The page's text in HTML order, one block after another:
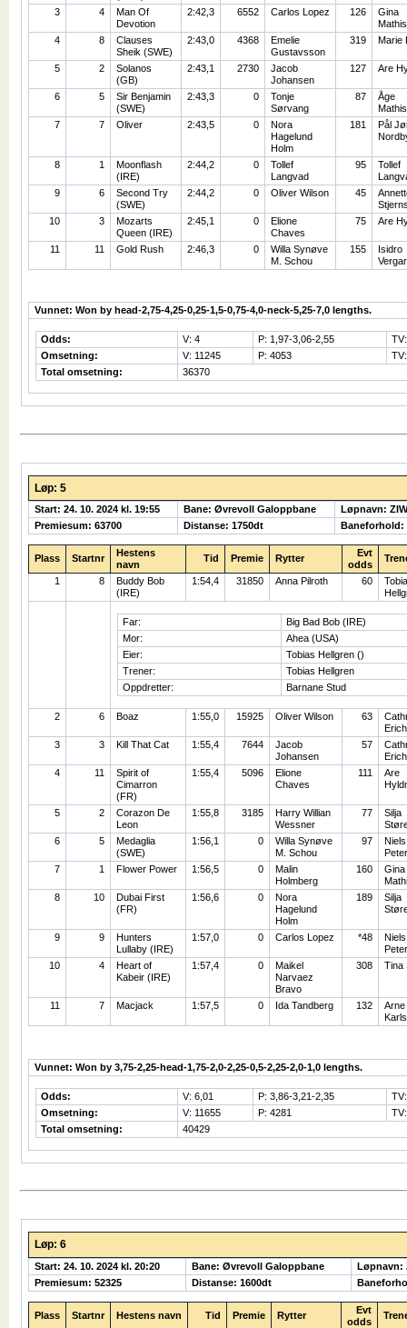
3
4
Man Of
Devotion
2:42,3 6552 Carlos Lopez 126
Gina
4
8
Clauses
Sheik (SWE)
2:43,0 4368
Emelie
Gustavsson
319 Marie
5 2
Solanos
(GB)
2:43,1 2730
Jacob
Johansen
127 Are
6 5
Sir Benjamin
(SWE)
2:43,3 0
Tonje
Sørvang
87
Åge
7
7 Oliver 2:43,5 0
Nora
Hagelund
Holm
181
Pål
8 1
Moonflash
(IRE)
2:44,2 0
Tollef
Langvad
95
Tollef
9
6
Second Try
(SWE)
2:44,2 0 Oliver Wilson 45
10
3
Mozarts
Queen (IRE)
2:45,1 0
Elione
Chaves
75 Are
11 11 Gold Rush 2:46,3 0
Willa Synøve
M. Schou
155
Isidro
Vunnet: Won by head-2,75-4,25-0,25-1,5-0,75-4,0-neck-5,25-7,0 lengths.
Odds: V: 4 P: 1,97-3,06-2,55
TV:
Omsetning:
V: 11245 P: 4053
Total omsetning:
36370
Løp: 5
Start: 24. 10. 2024 kl. 19:55 Bane: Øvrevoll Galoppbane
Løpnavn:
Premiesum: 63700
Distanse: 1750dt Baneforhold:
Plass Startnr
Hestens
navn
Tid Premie Rytter
Evt
odds
1 8
Buddy Bob
(IRE)
1:54,4 31850 Anna Pilroth 60
Far:
Big Bad Bob (IRE)
Mor:
Ahea (USA)
Eier:
Tobias Hellgren ()
Trener:
Tobias Hellgren
Oppdretter:
Barnane Stud
2 6 Boaz 1:55,0 15925 Oliver Wilson 63
3
3 Kill That Cat 1:55,4 7644
Jacob
Johansen
57
4
11
Spirit of
Cimarron
(FR)
1:55,4 5096
Elione
Chaves
111
Are
5 2
Corazon De
Leon
1:55,8 3185
Harry Willian
Wessner
77
Silja
6
5
Medaglia
(SWE)
1:56,1 0
Willa Synøve
M. Schou
97
Niels
7
1 Flower Power 1:56,5 0
Malin
Holmberg
160
Gina
8
10
Dubai First
(FR)
1:56,6 0
Nora
Hagelund
Holm
189
Silja
9 9
Hunters
Lullaby (IRE)
1:57,0 0 Carlos Lopez *48
Niels
10
4
Heart of
Kabeir (IRE)
1:57,4 0
Maikel
Narvaez
Bravo
308 Tina
11 7 Macjack 1:57,5 0 Ida Tandberg 132
Arne
Vunnet: Won by 3,75-2,25-head-1,75-2,0-2,25-0,5-2,25-2,0-1,0 lengths.
Odds: V: 6,01 P: 3,86-3,21-2,35
TV:
Omsetning:
V: 11655 P: 4281
Total omsetning:
40429
Løp: 6
Start: 24. 10. 2024 kl. 20:20 Bane: Øvrevoll Galoppbane
Løpnavn:
Premiesum: 52325
Distanse: 1600dt
Plass Startnr Hestens navn Tid Premie Rytter
Evt
odds